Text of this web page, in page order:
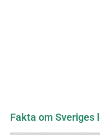
Fakta om Sveriges